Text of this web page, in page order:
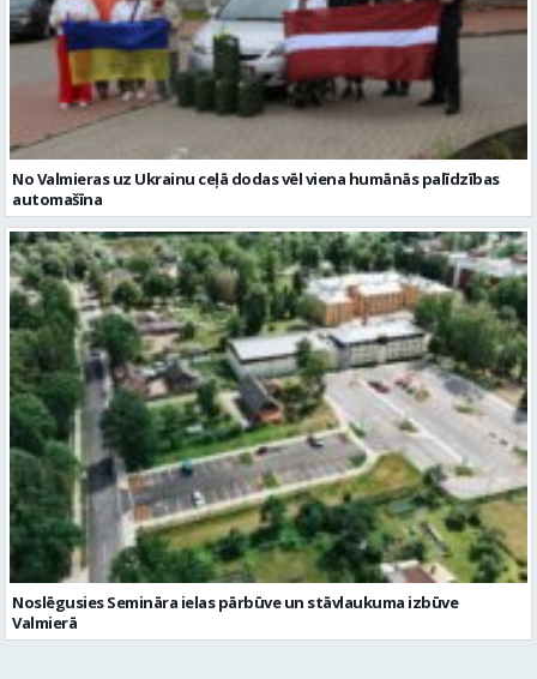
No Valmieras uz Ukrainu ceļā dodas vēl viena humānās palīdzības
automašīna
Noslēgusies Semināra ielas pārbūve un stāvlaukuma izbūve
Valmierā